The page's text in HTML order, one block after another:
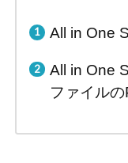
All in One
All in One
ファイル